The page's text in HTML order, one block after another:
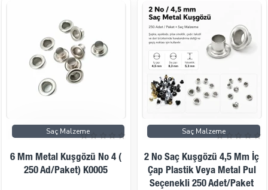
Saç Malzeme
6 Mm Metal Kuşgözü No 4 (
250 Ad/Paket) K0005
Saç Malzeme
2 No Saç Kuşgözü 4,5 Mm İç
Çap Plastik Veya Metal Pul
Seçenekli 250 Adet/Paket